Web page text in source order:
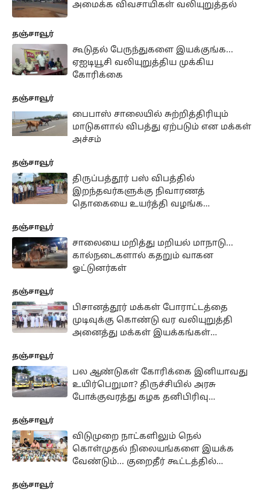
அமைக்க விவசாயிகள் வலியுறுத்தல்
தஞ்சாவூர்
கூடுதல் பேருந்துகளை இயக்குங்க...
ஏஐடியூசி வலியுறுத்திய முக்கிய
கோரிக்கை
தஞ்சாவூர்
பைபாஸ் சாலையில் சுற்றித்திரியும்
மாடுகளால் விபத்து ஏற்படும் என மக்கள்
அச்சம்
தஞ்சாவூர்
திருப்பத்தூர் பஸ் விபத்தில்
இறந்தவர்களுக்கு நிவாரணத்
தொகையை உயர்த்தி வழங்க
தஞ்சாவூர்
சாலையை மறித்து மறியல் மாநாடு...
கால்நடைகளால் கதறும் வாகன
ஓட்டுனர்கள்
தஞ்சாவூர்
பிசானத்தூர் மக்கள் போராட்டத்தை
முடிவுக்கு கொண்டு வர வலியுறுத்தி
அனைத்து மக்கள் இயக்கங்கள்
தஞ்சாவூர்
பல ஆண்டுகள் கோரிக்கை இனியாவது
உயிர்பெறுமா? திருச்சியில் அரசு
போக்குவரத்து கழக தனிபிரிவு
தஞ்சாவூர்
விடுமுறை நாட்களிலும் நெல்
கொள்முதல் நிலையங்களை இயக்க
வேண்டும்... குறைதீர் கூட்டத்தில்
தஞ்சாவூர்